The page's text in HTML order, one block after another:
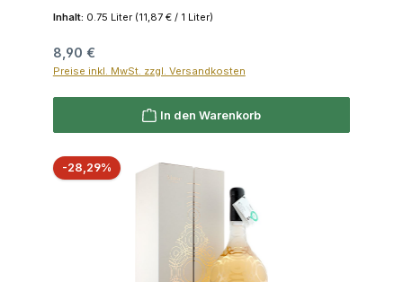
Inhalt: 0.75 Liter (11,87 € / 1 Liter)
Regulärer Preis:
8,90 €
Preise inkl. MwSt. zzgl. Versandkosten
In den Warenkorb
-28,29%Rabatt